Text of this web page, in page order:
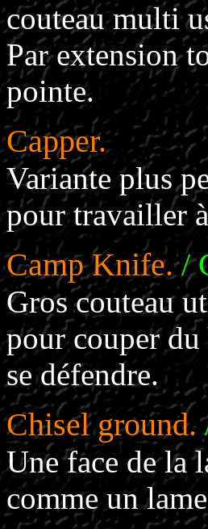
couteau multi
Par extension
pointe.
Capper.
Variante plus
pour travailler
Camp Knife. /
Gros couteau
pour couper du
se défendre.
Chisel ground.
Une face de la
comme un